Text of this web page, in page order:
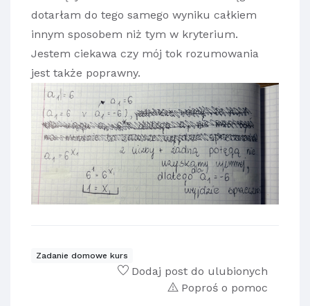
dotarłam do tego samego wyniku całkiem
innym sposobem niż tym w kryterium.
Jestem ciekawa czy mój tok rozumowania
jest także poprawny.
Zadanie domowe kurs
Dodaj post do ulubionych
Poproś o pomoc